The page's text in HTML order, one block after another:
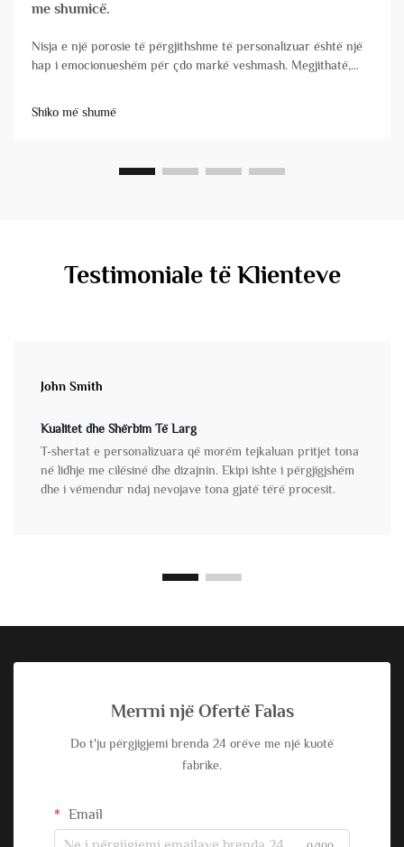
me shumicë.
Nisja e një porosie të përgjithshme të personalizuar është një
hap i emocionueshëm për çdo markë veshmash. Megjithatë,
Shiko më shumë
Testimoniale të Klienteve
John Smith
Kualitet dhe Shërbim Të Larg
T-shertat e personalizuara që morëm tejkaluan pritjet tona
në lidhje me cilësinë dhe dizajnin. Ekipi ishte i përgjigjshëm
dhe i vëmendur ndaj nevojave tona gjatë tërë procesit.
Merrni një Ofertë Falas
Do t'ju përgjigjemi brenda 24 orëve me një kuotë
fabrike.
Email